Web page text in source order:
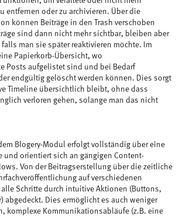
entfernen oder zu archivieren. Über die
können Beiträge in den Trash verschoben
sind dann nicht mehr sichtbar, bleiben aber
man sie später reaktivieren möchte. Im
Papierkorb-Übersicht, wo
Posts aufgelistet sind und bei Bedarf
endgültig gelöscht werden können. Dies sorgt
Timeline übersichtlich bleibt, ohne dass
verloren gehen, solange man das nicht
Blogery-Modul erfolgt vollständig über eine
und orientiert sich an gängigen Content-
Von der Beitragserstellung über die zeitliche
auf verschiedenen
alle Schritte durch intuitive Aktionen (Buttons,
abgedeckt. Dies ermöglicht es auch weniger
komplexe Kommunikationsabläufe (z.B. eine